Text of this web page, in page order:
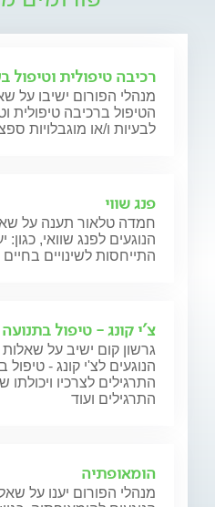
רכיבה טיפולית וטיפול
מנהלי הפורום ישיבו על
הטיפול ברכיבה טיפולית
לבעיות ו/או מוגבלויות
פנג שווי
חמדה טלאור תענה על
הנוגעים לפנג שוואי,
התייחסות לשינויים בחיים
צ'י קונג - טיפול בתנועה
גרשון קום ישיב על
הנוגעים לצ'י קונג -
התרגילים לצרכיו ויכולתו
התרגילים ועוד
הומאופתיה
מנהלי הפורום יענו על